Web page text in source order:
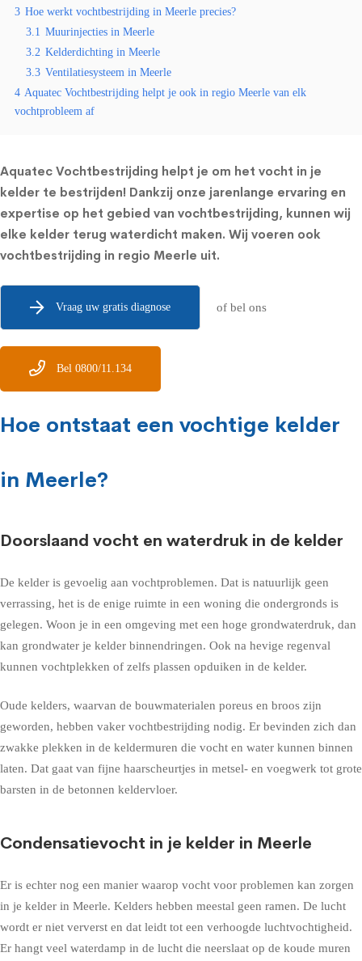
3 Hoe werkt vochtbestrijding in Meerle precies?
3.1 Muurinjecties in Meerle
3.2 Kelderdichting in Meerle
3.3 Ventilatiesysteem in Meerle
4 Aquatec Vochtbestrijding helpt je ook in regio Meerle van elk
vochtprobleem af
Aquatec Vochtbestrijding helpt je om het vocht in je
kelder te bestrijden! Dankzij onze jarenlange ervaring en
expertise op het gebied van vochtbestrijding, kunnen wij
elke kelder terug waterdicht maken. Wij voeren ook
vochtbestrijding in regio Meerle uit.
Vraag uw gratis diagnose of bel ons
Bel 0800/11.134
Hoe ontstaat een vochtige kelder
in Meerle?
Doorslaand vocht en waterdruk in de kelder
De kelder is gevoelig aan vochtproblemen. Dat is natuurlijk geen
verrassing, het is de enige ruimte in een woning die ondergronds is
gelegen. Woon je in een omgeving met een hoge grondwaterdruk, dan
kan grondwater je kelder binnendringen. Ook na hevige regenval
kunnen vochtplekken of zelfs plassen opduiken in de kelder.
Oude kelders, waarvan de bouwmaterialen poreus en broos zijn
geworden, hebben vaker vochtbestrijding nodig. Er bevinden zich dan
zwakke plekken in de keldermuren die vocht en water kunnen binnen
laten. Dat gaat van fijne haarscheurtjes in metsel- en voegwerk tot grote
barsten in de betonnen keldervloer.
Condensatievocht in je kelder in Meerle
Er is echter nog een manier waarop vocht voor problemen kan zorgen
in je kelder in Meerle. Kelders hebben meestal geen ramen. De lucht
wordt er niet ververst en dat leidt tot een verhoogde luchtvochtigheid.
Er hangt veel waterdamp in de lucht die neerslaat op de koude muren